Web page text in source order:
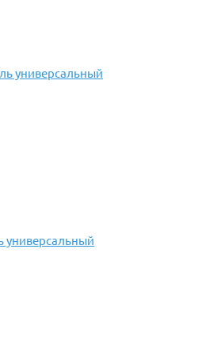
универсальный
универсальный